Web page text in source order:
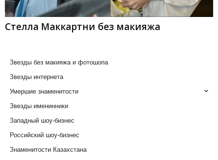
Стелла Маккартни без макияжа
Звезды без макияжа и фотошопа
Звезды интернета
Умершие знаменитости
Звезды именинники
Западный шоу-бизнес
Российский шоу-бизнес
Знаменитости Казахстана